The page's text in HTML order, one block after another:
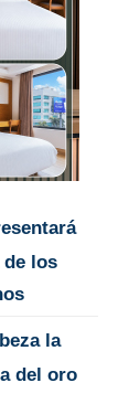
de los
la
del oro